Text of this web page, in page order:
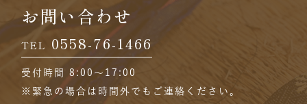
お問い合わせ
TEL 0558-76-1466
受付時間 8:00〜17:00
※緊急の場合は時間外でもご連絡ください。